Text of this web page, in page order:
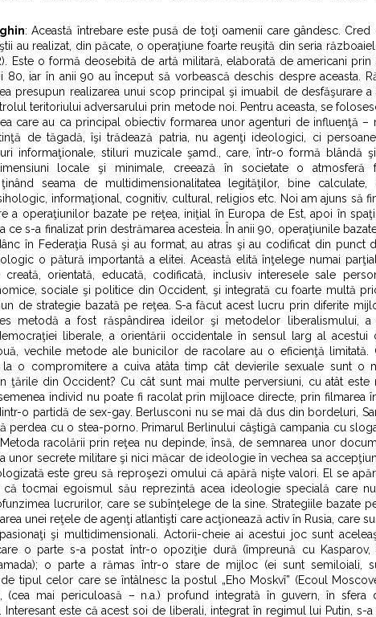
: Această întrebare este pusă de toţi oamenii care gândesc. Cred
au realizat, din păcate, o operaţiune foarte reuşită din seria
Este o formă deosebită de artă militară, elaborată de americani prin
80, iar în anii 90 au început să vorbească deschis despre aceasta.
presupun realizarea unui scop principal şi imuabil de desfăşurare a
teritoriului adversarului prin metode noi. Pentru aceasta, se
care au ca principal obiectiv formarea unor agenturi de influenţă –
de tăgadă, îşi trădează patria, nu agenţi ideologici, ci
informaţionale, stiluri muzicale şamd., care, într-o formă blândă şi
locale şi minimale, creează în societate o atmosferă
ţinând seama de multidimensionalitatea legităţilor, bine
informaţional, cognitiv, cultural, religios etc. Noi am ajuns să
a operaţiunilor bazate pe reţea, iniţial în Europa de Est, apoi în
ce s-a finalizat prin destrămarea acesteia. În anii 90, operaţiunile
în Federaţia Rusă şi au format, au atras şi au codificat din punct
o pătură importantă a elitei. Această elită înţelege numai
creată, orientată, educată, codificată, inclusiv interesele sale
sociale şi politice din Occident, şi integrată cu foarte multă
de strategie bazată pe reţea. S-a făcut acest lucru prin diferite
metodă a fost răspândirea ideilor şi metodelor liberalismului, a
liberale, a orientării occidentale în sensul larg al acestui
vechile metode ale bunicilor de racolare au o eficienţă limitată.
la o compromitere a cuiva atâta timp cât devierile sexuale sunt o
ţările din Occident? Cu cât sunt mai multe perversiuni, cu atât este
individ nu poate fi racolat prin mijloace directe, prin filmarea
o partidă de sex-gay. Berlusconi nu se mai dă dus din bordeluri,
perdea cu o stea-porno. Primarul Berlinului câştigă campania cu
racolării prin reţea nu depinde, însă, de semnarea unor
unor secrete militare şi nici măcar de ideologie în vechea sa
este greu să reproşezi omului că apără nişte valori. El se
că tocmai egoismul său reprezintă acea ideologie specială care
lucrurilor, care se subînţelege de la sine. Strategiile bazate
unei reţele de agenţi atlantişti care acţionează activ în Rusia, care
şi multidimensionali. Actorii-cheie ai acestui joc sunt
o parte s-a postat într-o opoziţie dură (împreună cu Kasparov,
o parte a rămas într-o stare de mijloc (ei sunt semiloiali,
tipul celor care se întâlnesc la postul „Eho Moskvî” (Ecoul
(cea mai periculoasă – n.a.) profund integrată în guvern, în sfera
Interesant este că acest soi de liberali, integrat în regimul lui Putin, s-